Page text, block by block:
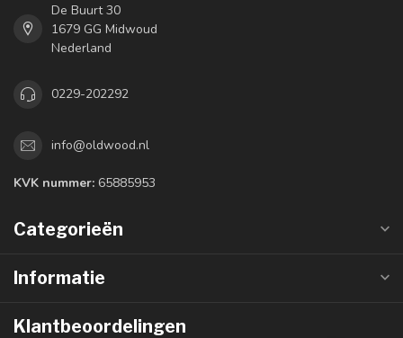
De Buurt 30
1679 GG Midwoud
Nederland
0229-202292
info@oldwood.nl
KVK nummer: 65885953
Categorieën
Informatie
Klantbeoordelingen